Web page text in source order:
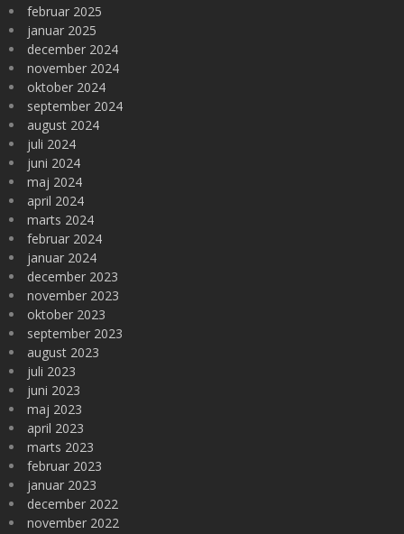
februar 2025
januar 2025
december 2024
november 2024
oktober 2024
september 2024
august 2024
juli 2024
juni 2024
maj 2024
april 2024
marts 2024
februar 2024
januar 2024
december 2023
november 2023
oktober 2023
september 2023
august 2023
juli 2023
juni 2023
maj 2023
april 2023
marts 2023
februar 2023
januar 2023
december 2022
november 2022